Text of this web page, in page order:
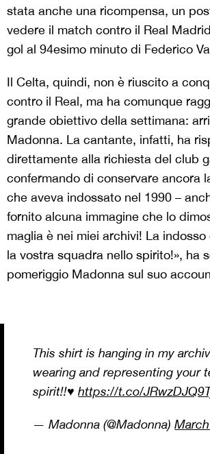
stata anche una ricompensa, un
vedere il match contro il Real
gol al 94esimo minuto di Federico
Il Celta, quindi, non è riuscito a
contro il Real, ma ha comunque
grande obiettivo della settimana:
Madonna. La cantante, infatti, ha
direttamente alla richiesta del club
confermando di conservare ancora
che aveva indossato nel 1990 –
fornito alcuna immagine che lo
maglia è nei miei archivi! La
la vostra squadra nello spirito!», ha
pomeriggio Madonna sul suo
This shirt is hanging in my
wearing and representing your
spirit!!♥️https://t.co/
— Madonna (@Madonna)